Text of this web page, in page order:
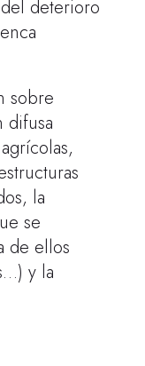
deterioro
sobre
difusa
la
se
de ellos
y la